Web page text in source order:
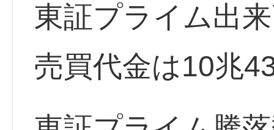
東証プライム出
売買代金は10兆